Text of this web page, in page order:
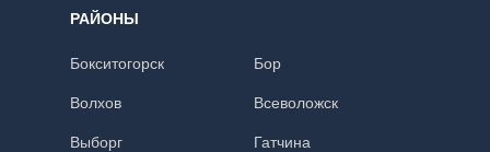
РАЙОНЫ
Бокситогорск Бор
Волхов Всеволожск
Выборг Гатчина